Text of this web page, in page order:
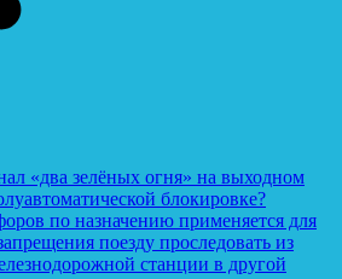
«два зелёных огня» на выходном
блокировке?
по назначению применяется для
поезду проследовать из
станции в другой